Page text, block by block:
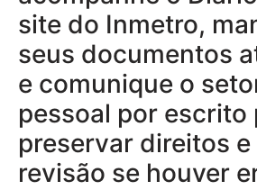
site do Inmetro,
seus documentos
e comunique o
pessoal por escrito
preservar direitos
revisão se houver